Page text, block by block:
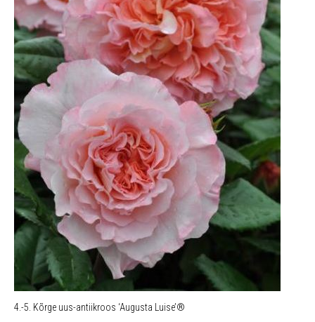
4.-5. Kõrge uus-antiikroos ‘Augusta Luise’®